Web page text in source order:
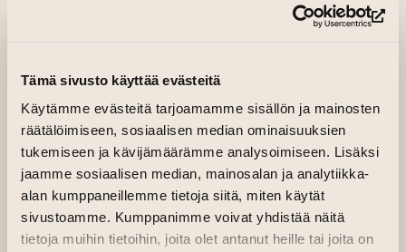
Tämä sivusto käyttää evästeitä
Käytämme evästeitä tarjoamamme sisällön ja mainosten
räätälöimiseen, sosiaalisen median ominaisuuksien
tukemiseen ja kävijämäärämme analysoimiseen. Lisäksi
jaamme sosiaalisen median, mainosalan ja analytiikka-
alan kumppaneillemme tietoja siitä, miten käytät
sivustoamme. Kumppanimme voivat yhdistää näitä
tietoja muihin tietoihin, joita olet antanut heille tai joita on
Alla evenemang
NIGHT VISIONS:
KRAKEN
17.04.2026 kl. 21.30—23.10Köp biljett(leder till
Kino Kilta
Arrangör:Kino Kilta (leder till annan webbtjänst)